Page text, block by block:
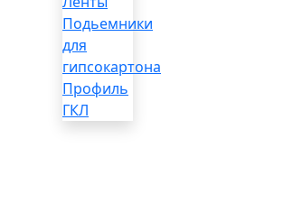
Подьемники
для
гипсокартона
Профиль
ГКЛ